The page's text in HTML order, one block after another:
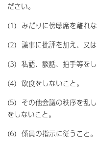
ださい。
(1) みだりに傍聴席を離れな
(2) 議事に批評を加え、又は
(3) 私語、談話、拍手等をし
(4) 飲食をしないこと。
(5) その他会議の秩序を乱
をしないこと。
(6) 係員の指示に従うこと。